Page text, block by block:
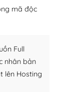
đồng
những
và tìm
bạn trả
mã độc
Full
nhân bản
lên Hosting